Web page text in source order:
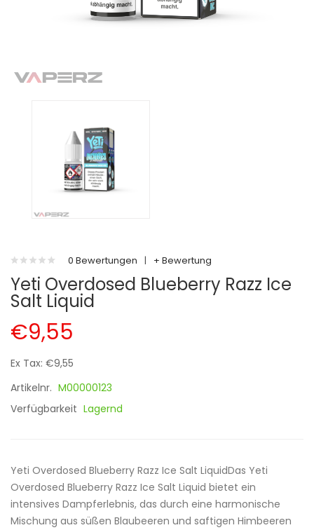
0 Bewertungen | + Bewertung
Yeti Overdosed Blueberry Razz Ice
Salt Liquid
€9,55
Ex Tax: €9,55
Artikelnr. M00000123
Verfügbarkeit Lagernd
Yeti Overdosed Blueberry Razz Ice Salt LiquidDas Yeti
Overdosed Blueberry Razz Ice Salt Liquid bietet ein
intensives Dampferlebnis, das durch eine harmonische
Mischung aus süßen Blaubeeren und saftigen Himbeeren